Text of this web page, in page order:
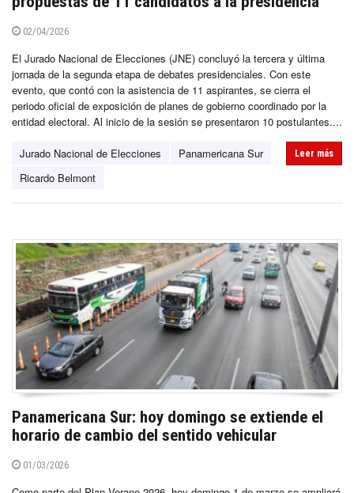
02/04/2026
El Jurado Nacional de Elecciones (JNE) concluyó la tercera y última
jornada de la segunda etapa de debates presidenciales. Con este
evento, que contó con la asistencia de 11 aspirantes, se cierra el
periodo oficial de exposición de planes de gobierno coordinado por la
entidad electoral. Al inicio de la sesión se presentaron 10 postulantes....
Jurado Nacional de Elecciones
Panamericana Sur
Ricardo Belmont
Leer más
Panamericana Sur: hoy domingo se extiende el
horario de cambio del sentido vehicular
01/03/2026